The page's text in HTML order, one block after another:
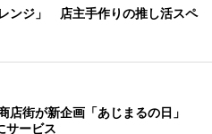
ンジ」 店主手作りの推し活スペ
店街が新企画「あじまるの日」
サービス